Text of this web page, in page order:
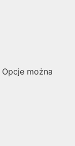
można